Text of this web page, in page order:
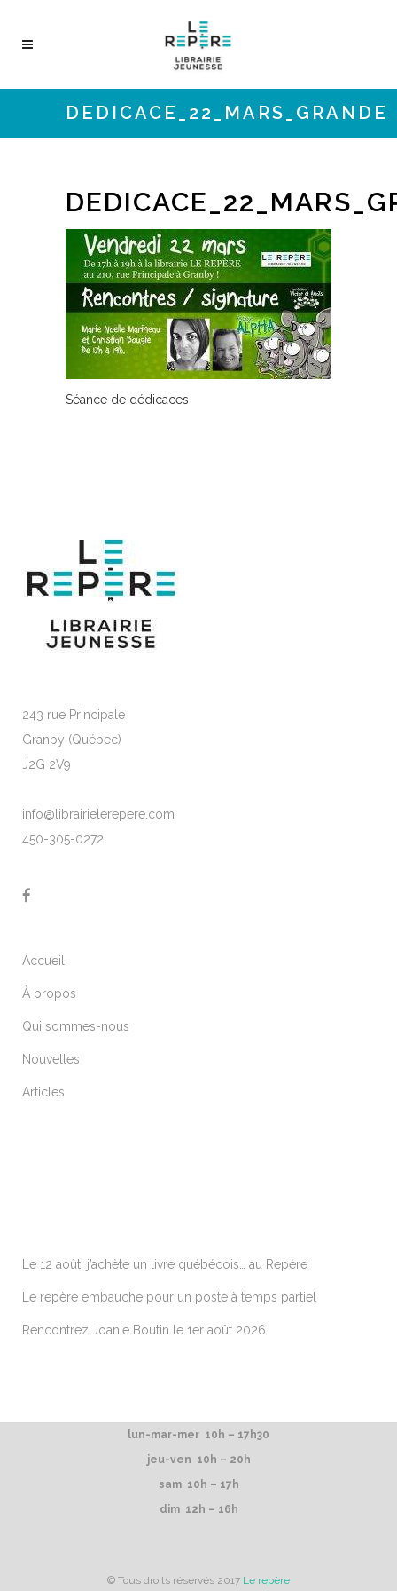
DEDICACE_22_MARS_GRANDE
Séance de dédicaces
243 rue Principale
Granby (Québec)
J2G 2V9
info@librairielerepere.com
450-305-0272
Accueil
À propos
Qui sommes-nous
Nouvelles
Articles
Le 12 août, j’achète un livre québécois… au Repère
Le repère embauche pour un poste à temps partiel
Rencontrez Joanie Boutin le 1er août 2026
lun-mar-mer 10h – 17h30
jeu-ven 10h – 20h
sam 10h – 17h
dim 12h – 16h
© Tous droits réservés 2017 Le repère